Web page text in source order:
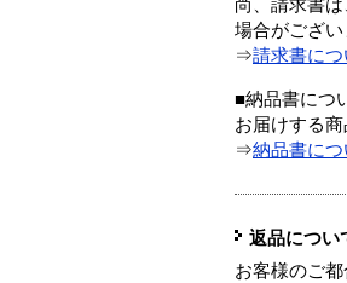
尚、請求書
場合がござい
⇒請求書に
■納品書につ
お届けする商
⇒納品書に
返品につい
お客様のご